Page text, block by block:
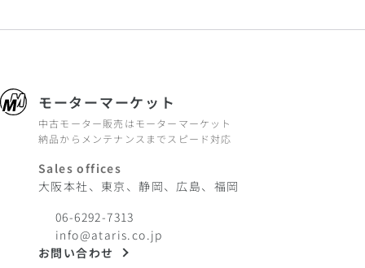
モーターマーケット
中古モーター販売はモーターマーケット
納品からメンテナンスまでスピード対応
Sales offices
大阪本社、東京、静岡、広島、福岡
06-6292-7313
info@ataris.co.jp
お問い合わせ